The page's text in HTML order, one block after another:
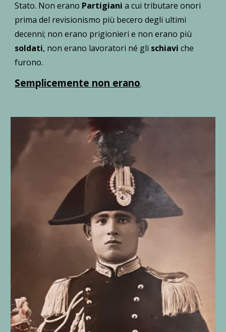
Stato. Non erano Partigiania cui tributare onori
prima del revisionismo più becero degli ultimi
decenni; non erano prigionieri e non erano più
soldati, non erano lavoratori né gli schiaviche
furono.
Semplicemente non erano.